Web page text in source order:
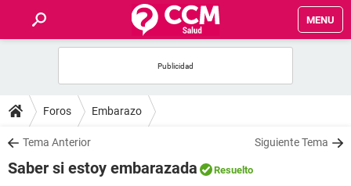
MENU
FOROS
SALUD
Foros Embarazo
Tema Anterior Siguiente Tema
Saber si estoy embarazada Resuelto